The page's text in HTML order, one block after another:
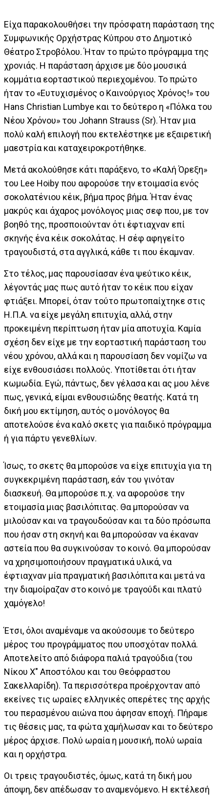
Είχα παρακολουθήσει την πρόσφατη παράσταση της
Συμφωνικής Ορχήστρας Κύπρου στο Δημοτικό
Θέατρο Στροβόλου. Ήταν το πρώτο πρόγραμμα της
χρονιάς. Η παράσταση άρχισε με δύο μουσικά
κομμάτια εορταστικού περιεχομένου. Το πρώτο
ήταν το «Ευτυχισμένος ο Καινούργιος Χρόνος!» του
Hans Christian Lumbye και το δεύτερο η «Πόλκα του
Νέου Χρόνου» του Johann Strauss (Sr). Ήταν μια
πολύ καλή επιλογή που εκτελέστηκε με εξαιρετική
μαεστρία και καταχειροκροτήθηκε.
Μετά ακολούθησε κάτι παράξενο, το «Καλή Όρεξη»
του Lee Hoiby που αφορούσε την ετοιμασία ενός
σοκολατένιου κέικ, βήμα προς βήμα. Ήταν ένας
μακρύς και άχαρος μονόλογος μιας σεφ που, με τον
βοηθό της, προσποιούνταν ότι έφτιαχναν επί
σκηνής ένα κέικ σοκολάτας. Η σέφ αφηγείτο
τραγουδιστά, στα αγγλικά, κάθε τι που έκαμναν.
Στο τέλος, μας παρουσίασαν ένα ψεύτικο κέικ,
λέγοντάς μας πως αυτό ήταν το κέικ που είχαν
φτιάξει. Μπορεί, όταν τούτο πρωτοπαίχτηκε στις
Η.Π.Α. να είχε μεγάλη επιτυχία, αλλά, στην
προκειμένη περίπτωση ήταν μία αποτυχία. Καμία
σχέση δεν είχε με την εορταστική παράσταση του
νέου χρόνου, αλλά και η παρουσίαση δεν νομίζω να
είχε ενθουσιάσει πολλούς. Υποτίθεται ότι ήταν
κωμωδία. Εγώ, πάντως, δεν γέλασα και ας μου λένε
πως, γενικά, είμαι ενθουσιώδης θεατής. Κατά τη
δική μου εκτίμηση, αυτός ο μονόλογος θα
αποτελούσε ένα καλό σκετς για παιδικό πρόγραμμα
ή για πάρτυ γενεθλίων.
Ίσως, το σκετς θα μπορούσε να είχε επιτυχία για τη
συγκεκριμένη παράσταση, εάν του γινόταν
διασκευή. Θα μπορούσε π.χ. να αφορούσε την
ετοιμασία μιας βασιλόπιτας. Θα μπορούσαν να
μιλούσαν και να τραγουδούσαν και τα δύο πρόσωπα
που ήσαν στη σκηνή και θα μπορούσαν να έκαναν
αστεία που θα συγκινούσαν το κοινό. Θα μπορούσαν
να χρησιμοποιήσουν πραγματικά υλικά, να
έφτιαχναν μία πραγματική βασιλόπιτα και μετά να
την διαμοίραζαν στο κοινό με τραγούδι και πλατύ
χαμόγελο!
Έτσι, όλοι αναμέναμε να ακούσουμε το δεύτερο
μέρος του προγράμματος που υποσχόταν πολλά.
Αποτελείτο από διάφορα παλιά τραγούδια (του
Νίκου Χ" Αποστόλου και του Θεόφραστου
Σακελλαρίδη). Τα περισσότερα προέρχονταν από
εκείνες τις ωραίες ελληνικές οπερέτες της αρχής
του περασμένου αιώνα που άφησαν εποχή. Πήραμε
τις θέσεις μας, τα φώτα χαμήλωσαν και το δεύτερο
μέρος άρχισε. Πολύ ωραία η μουσική, πολύ ωραία
και η ορχήστρα.
Οι τρεις τραγουδιστές, όμως, κατά τη δική μου
άποψη, δεν απέδωσαν το αναμενόμενο. Η εκτέλεσή